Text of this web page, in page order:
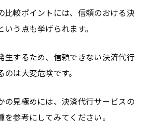
比較ポイントには、信頼のおける決
う点も挙げられます。
生するため、信頼できない決済代行
は大変危険です。
の見極めには、決済代行サービスの
参考にしてみてください。